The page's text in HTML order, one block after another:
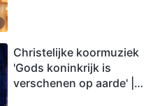
Christelijke koormuziek
'Gods koninkrijk is
verschenen op aarde' |